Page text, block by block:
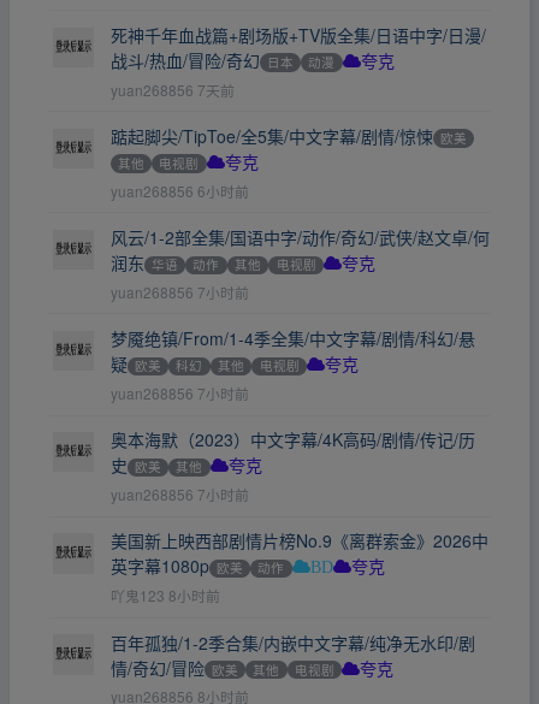
死神千年血战篇+剧场版+TV版全集/日语中字/日漫/
战斗/热血/冒险/奇幻 日本 动漫 夸克
yuan268856 7天前
踮起脚尖/TipToe/全5集/中文字幕/剧情/惊悚 欧美
其他
电视剧 夸克
yuan268856 6小时前
风云/1-2部全集/国语中字/动作/奇幻/武侠/赵文卓/何
润东 华语 动作 其他 电视剧 夸克
yuan268856 7小时前
梦魇绝镇/From/1-4季全集/中文字幕/剧情/科幻/悬
疑 欧美 科幻 其他 电视剧 夸克
yuan268856 7小时前
奥本海默（2023）中文字幕/4K高码/剧情/传记/历
史 欧美 其他 夸克
yuan268856 7小时前
美国新上映西部剧情片榜No.9《离群索金》2026中
英字幕1080p 欧美 动作 BD 夸克
吖鬼123 8小时前
百年孤独/1-2季合集/内嵌中文字幕/纯净无水印/剧
情/奇幻/冒险 欧美 其他 电视剧 夸克
yuan268856 8小时前